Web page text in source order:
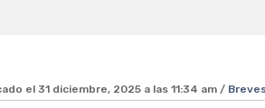
el 31 diciembre, 2025 a las 11:34 am /